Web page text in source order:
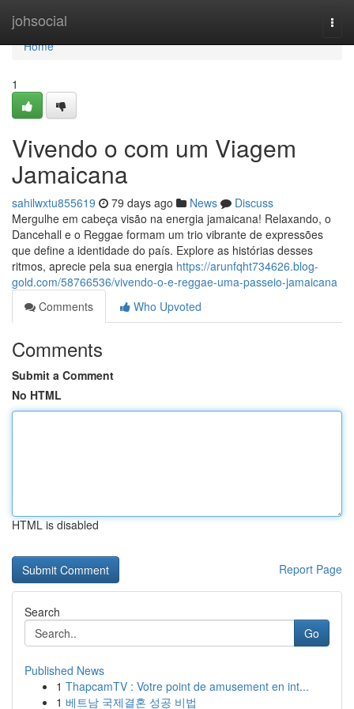
johsocial
Home
Home
1
Vivendo o com um Viagem
Jamaicana
sahilwxtu855619 79 days ago News
Discuss
Mergulhe em cabeça visão na energia jamaicana! Relaxando, o
Dancehall e o Reggae formam um trio vibrante de expressões
que define a identidade do país. Explore as histórias desses
ritmos, aprecie pela sua energia https://arunfqht734626.blog-
gold.com/58766536/vivendo-o-e-reggae-uma-passeio-jamaicana
Comments
Who Upvoted
Comments
Submit a Comment
No HTML
HTML is disabled
Report Page
Search
Go
Published News
1 ThapcamTV : Votre point de amusement en int...
1 베트남 국제결혼 성공 비법